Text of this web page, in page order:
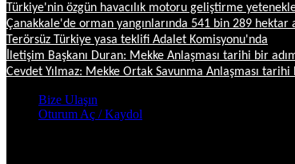
Türkiye'nin özgün havacılık motoru geliştirme
Çanakkale'de orman yangınlarında 541 bin 289 hektar
Terörsüz Türkiye yasa teklifi Adalet Komisyonu'nda
İletişim Başkanı Duran: Mekke Anlaşması tarihi bir
Cevdet Yılmaz: Mekke Ortak Savunma Anlaşması tarihi
Bize Ulaşın
Oturum Aç / Kaydol